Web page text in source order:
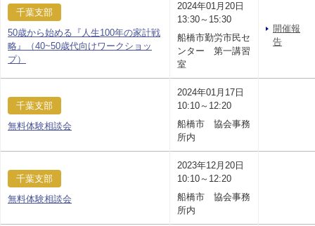
千葉支部
50歳から始める『人生100年の家計戦
略』（40~50歳代向けワークショッ
プ）
2024年01月20日
13:30～15:30
船橋市勤労市民セ
ンター 第一講習
室
開催報
告
千葉支部
無料体験相談会
2024年01月17日
10:10～12:20
船橋市 協会事務
所内
千葉支部
無料体験相談会
2023年12月20日
10:10～12:20
船橋市 協会事務
所内